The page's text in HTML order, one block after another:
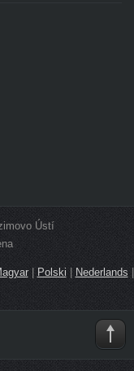
Ústí
| Polski Nederlands